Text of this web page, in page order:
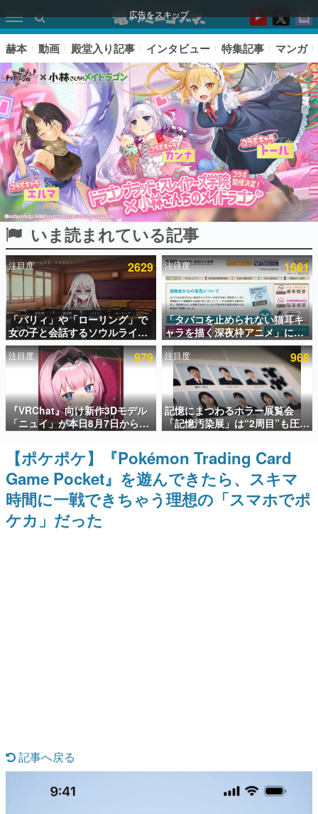
広告をスキップ
ピックアップ
電ファミのいま読まれている記事ランキング
アプリセール情報
インタビュー
連載・特集一覧
殿堂入り記事
SNS拡散数が数千以上！ ページビュー数万以上！ などな
ど。多くの人々に読まれた、電ファミ渾身の“殿堂入り”記
事をまとめました。
ゲームの企画書
名作ゲームクリエイターの方々に製作時のエピソードをお
聞きし、ヒットする企画（ゲーム）とは何か？を探ってい
きます。
赫本
この物語を解いてはいけない。『赫本』は、〈試験問題〉
赫本 動画 殿堂入り記事 インタビュー 特集記事 マンガ
いま読まれている記事
注目度 2629
「パリィ」や「ローリング」で
女の子と会話するソウルライク
恋愛ゲーム『小早川さんはソウ
ルライク』無料公開。返事に失
敗すると「YOU DIED」
注目度 1661
「タバコを止められない猫耳キ
ャラを描く深夜枠アニメ」に視
聴者の一部から批判意見。違法
薬物の使用と思しき描写も含め
て、BPOが議論を交わす
注目度 979
『VRChat』向け新作3Dモデル
「ニュイ」が本日8月7日から
BOOTHにて発売。瞳に光る星
や感情豊かな表情が、小悪魔か
わいい
注目度 968
記憶にまつわるホラー展覧会
「記憶汚染展」は“2周目”も圧倒
的におもしろい。自分の記憶
瞬間、展示の意味が変わる。1周
目はホラーとして、2周目はミス
テリーの解決編として【ネタバ
レあり】
【ポケポケ】『Pokémon Trading Card
Game Pocket』を遊んできたら、スキマ
時間に一戦できちゃう理想の「スマホでポ
ケカ」だった
記事へ戻る